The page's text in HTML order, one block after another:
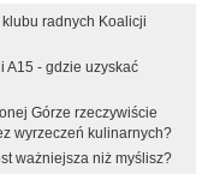
radnych Koalicji
A15 - gdzie uzyskać
Górze rzeczywiście
wyrzeczeń kulinarnych?
ważniejsza niż myślisz?